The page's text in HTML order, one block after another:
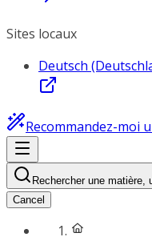
Sites locaux
Deutsch
Recommandez-moi
Rechercher une matière,
Cancel